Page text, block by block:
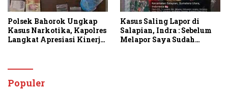
Polsek Bahorok Ungkap
Kasus Narkotika, Kapolres
Langkat Apresiasi Kinerja
Layanan 110
Kasus Saling Lapor di
Salapian, Indra : Sebelum
Melapor Saya Sudah
Populer